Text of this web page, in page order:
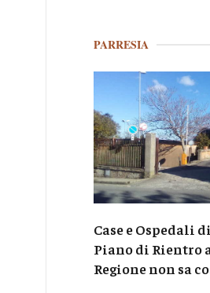
PARRESIA
Case e Ospedali
Piano di Rientro
Regione non sa